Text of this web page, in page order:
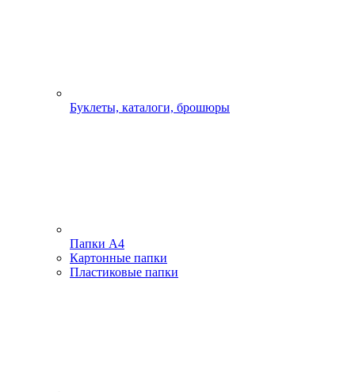
Буклеты, каталоги, брошюры
Папки А4
Картонные папки
Пластиковые папки